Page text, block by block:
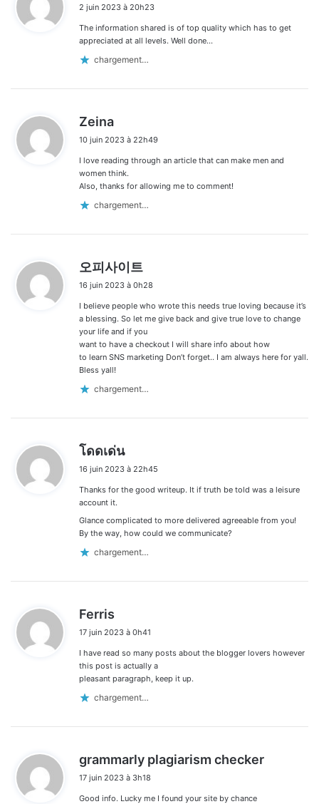
:
2 juin 2023 à 20h23
The information shared is of top quality which has to get
appreciated at all levels. Well done…
chargement…
Zeina
t
:
10 juin 2023 à 22h49
I love reading through an article that can make men and
women think.
Also, thanks for allowing me to comment!
chargement…
오피사이트
t
:
16 juin 2023 à 0h28
I believe people who wrote this needs true loving because it’s
a blessing. So let me give back and give true love to change
your life and if you
want to have a checkout I will share info about how
to learn SNS marketing Don’t forget.. I am always here for yall.
Bless yall!
chargement…
โดดเด่น
t
16 juin 2023 à 22h45
Thanks for the good writeup. It if truth be told was a leisure
account it.
Glance complicated to more delivered agreeable from you!
By the way, how could we communicate?
chargement…
Ferris
t
:
17 juin 2023 à 0h41
I have read so many posts about the blogger lovers however
this post is actually a
pleasant paragraph, keep it up.
chargement…
grammarly plagiarism checker
17 juin 2023 à 3h18
Good info. Lucky me I found your site by chance